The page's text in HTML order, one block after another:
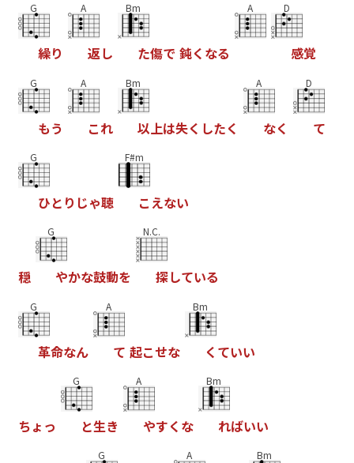
G
繰り
A
返し
Bm
た傷で 鈍く なる
A D
感覚
G
もう
A
これ
Bm
以 上は失く したく
A
なく
D
て
G
ひと り じゃ聴
F#m
こえない
穏
G
やかな鼓動を
N.C.
探している
G
革命なん
A
て 起こせな
Bm
く ていい
ちょ っ
G
と生き
A
やすく な
Bm
ればいい
G A Bm